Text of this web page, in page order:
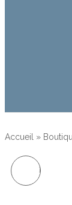
Accueil »
BALLAST